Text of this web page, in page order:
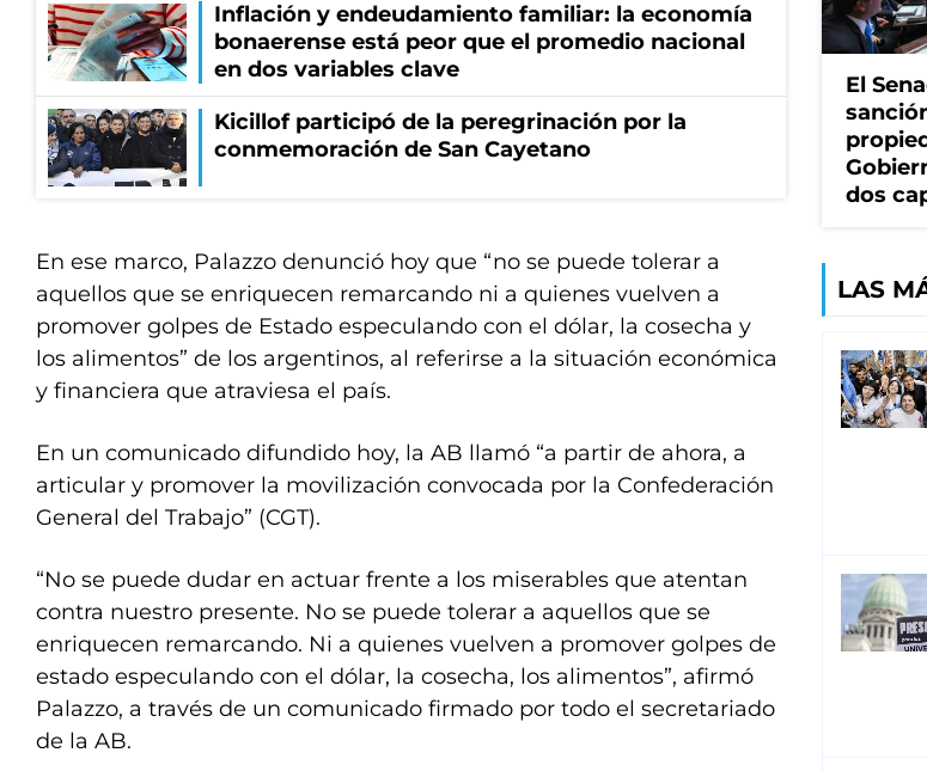
Inflación y endeudamiento familiar: la economía
bonaerense está peor que el promedio nacional
en dos variables clave
Kicillof participó de la peregrinación por la
conmemoración de San Cayetano
En ese marco, Palazzo denunció hoy que “no se puede tolerar a
aquellos que se enriquecen remarcando ni a quienes vuelven a
promover golpes de Estado especulando con el dólar, la cosecha y
los alimentos” de los argentinos, al referirse a la situación económica
y financiera que atraviesa el país.
En un comunicado difundido hoy, la AB llamó “a partir de ahora, a
articular y promover la movilización convocada por la Confederación
General del Trabajo” (CGT).
“No se puede dudar en actuar frente a los miserables que atentan
contra nuestro presente. No se puede tolerar a aquellos que se
enriquecen remarcando. Ni a quienes vuelven a promover golpes de
estado especulando con el dólar, la cosecha, los alimentos”, afirmó
Palazzo, a través de un comunicado firmado por todo el secretariado
de la AB.
El
dos
LAS